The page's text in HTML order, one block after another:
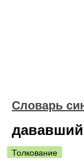
Словарь
Толкование